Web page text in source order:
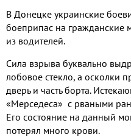
В Донецке украинские
боеприпас на
из водителей.
Сила взрыва буквально
лобовое стекло, а осколки
дверь и часть борта.
«Мерседеса» с рваными
Его состояние на данный
потерял много крови.